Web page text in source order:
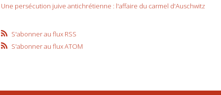
Une persécution juive antichrétienne : l'affaire du carmel d'Auschwitz
S'abonner au flux RSS
S'abonner au flux ATOM